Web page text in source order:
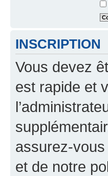
INSCRIPTION
Vous devez
est rapide et
assurez-vous
et de notre